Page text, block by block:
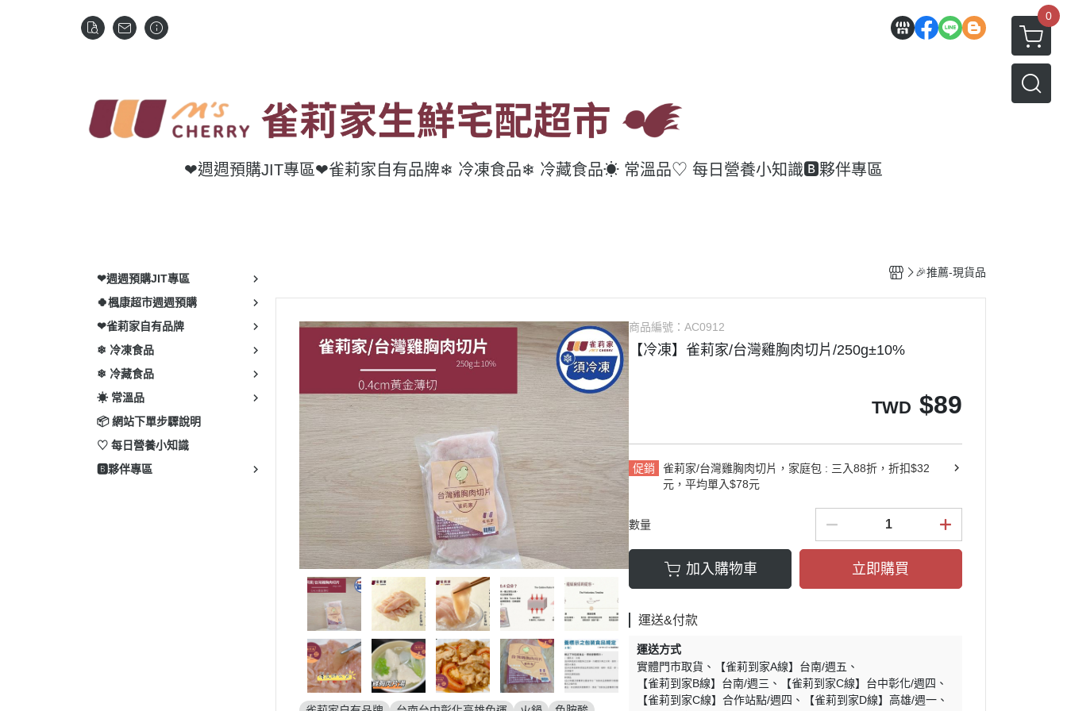
0
❤週週預購JIT專區❤雀莉家自有品牌❄ 冷凍食品❄ 冷藏食品☀ 常溫品♡ 每日營養小知識🅱️夥伴專區
❤週週預購JIT專區
🍀楓康超市週週預購
❤雀莉家自有品牌
❄ 冷凍食品
❄ 冷藏食品
☀ 常溫品
📦 網站下單步驟說明
♡ 每日營養小知識
🅱️夥伴專區
🎉推薦-現貨品
商品編號：AC0912
【冷凍】雀莉家/台灣雞胸肉切片/250g±10%
TWD $89
促銷
雀莉家/台灣雞胸肉切片，家庭包 : 三入88折，折扣$32
元，平均單入$78元
數量
加入購物車 立即購買
運送&付款
運送方式
實體門市取貨
【雀莉到家A線】台南/週五
【雀莉到家B線】台南/週三
【雀莉到家C線】台中彰化/週四
【雀莉到家C線】合作站點/週四
【雀莉到家D線】高雄/週一